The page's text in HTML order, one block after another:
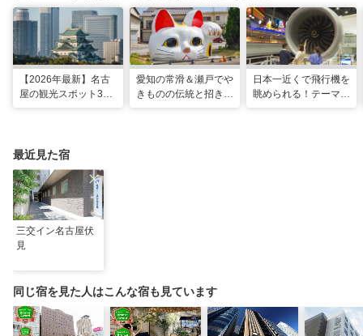
【2026年最新】名古
屋の観光スポット34
愛知の常滑＆瀬戸でや
きものの伝統と招き猫
日本一近くで飛行機を
眺められる！テーマパ
最近見た宿
三交イン名古屋伏
見
同じ宿を見た人はこんな宿も見ています